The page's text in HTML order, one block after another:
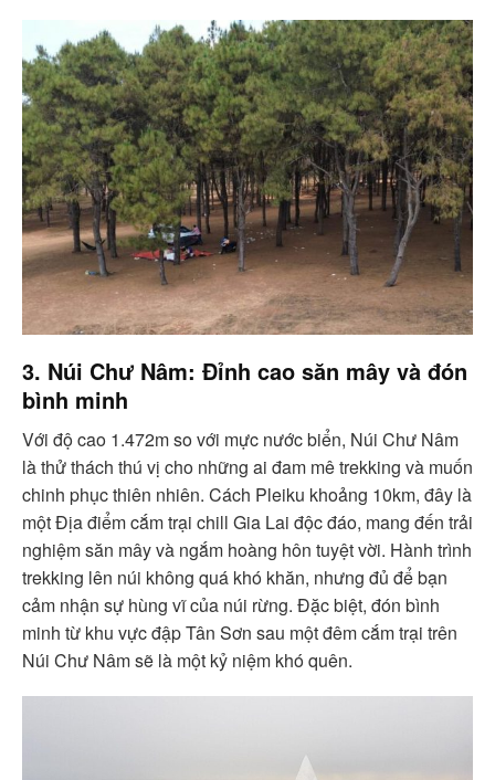
3. Núi Chư Nâm: Đỉnh cao săn mây và đón
bình minh
Với độ cao 1.472m so với mực nước biển, Núi Chư Nâm
là thử thách thú vị cho những ai đam mê trekking và muốn
chinh phục thiên nhiên. Cách Pleiku khoảng 10km, đây là
một Địa điểm cắm trại chill Gia Lai độc đáo, mang đến trải
nghiệm săn mây và ngắm hoàng hôn tuyệt vời. Hành trình
trekking lên núi không quá khó khăn, nhưng đủ để bạn
cảm nhận sự hùng vĩ của núi rừng. Đặc biệt, đón bình
minh từ khu vực đập Tân Sơn sau một đêm cắm trại trên
Núi Chư Nâm sẽ là một kỷ niệm khó quên.